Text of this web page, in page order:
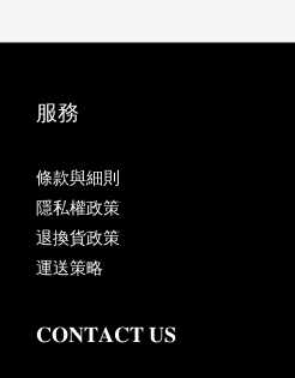
服務
條款與細則
隱私權政策
退換貨政策
運送策略
𝐂𝐎𝐍𝐓𝐀𝐂𝐓 𝐔𝐒